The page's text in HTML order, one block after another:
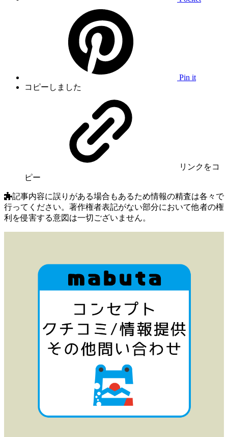
Pin it
コピーしました
リンク をコ
ピー
記事内容に誤りがある場合もあるため情報の精査は各々で
行ってください。著作権者表記がない部分において他者の権
利を侵害する意図は一切ございません。